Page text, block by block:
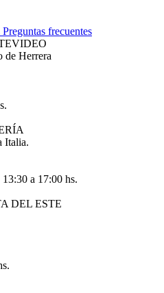
Preguntas frecuentes
de Herrera
Italia.
a 17:00 hs.
DEL ESTE